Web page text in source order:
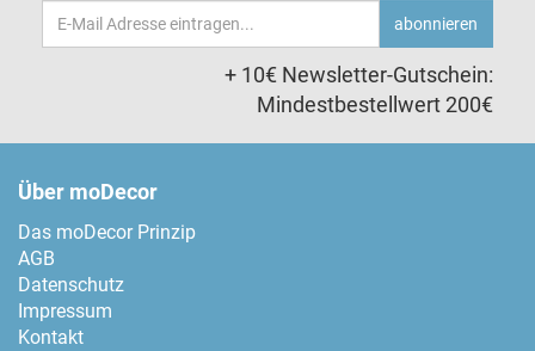
Email-
Adresse
abonnieren
+ 10€ Newsletter-Gutschein:
Mindestbestellwert 200€
Über moDecor
Das moDecor Prinzip
AGB
Datenschutz
Impressum
Kontakt